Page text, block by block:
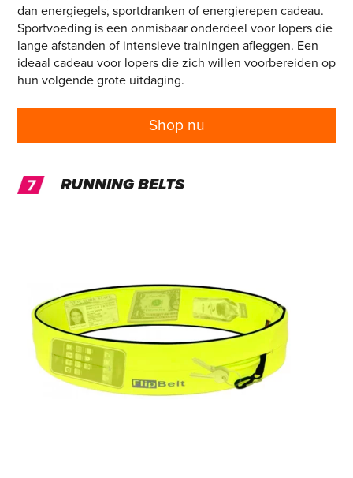
dan energiegels, sportdranken of energierepen cadeau.
Sportvoeding is een onmisbaar onderdeel voor lopers die
lange afstanden of intensieve trainingen afleggen. Een
ideaal cadeau voor lopers die zich willen voorbereiden op
hun volgende grote uitdaging.
Shop nu
RUNNING BELTS